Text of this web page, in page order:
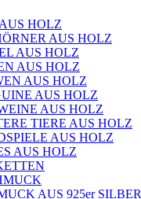
HOLZ
AUS HOLZ
AUS HOLZ
AUS HOLZ
AUS HOLZ
AUS HOLZ
AUS HOLZ
TIERE AUS HOLZ
AUS HOLZ
AUS HOLZ
AUS 925er SILBER